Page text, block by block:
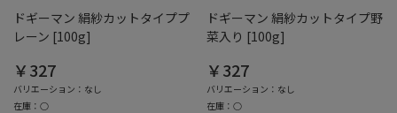
ドギーマン 絹紗カットタイププ
レーン [100g]
￥327
バリエーション：なし
在庫：○
ドギーマン 絹紗カットタイプ野
菜入り [100g]
￥327
バリエーション：なし
在庫：○